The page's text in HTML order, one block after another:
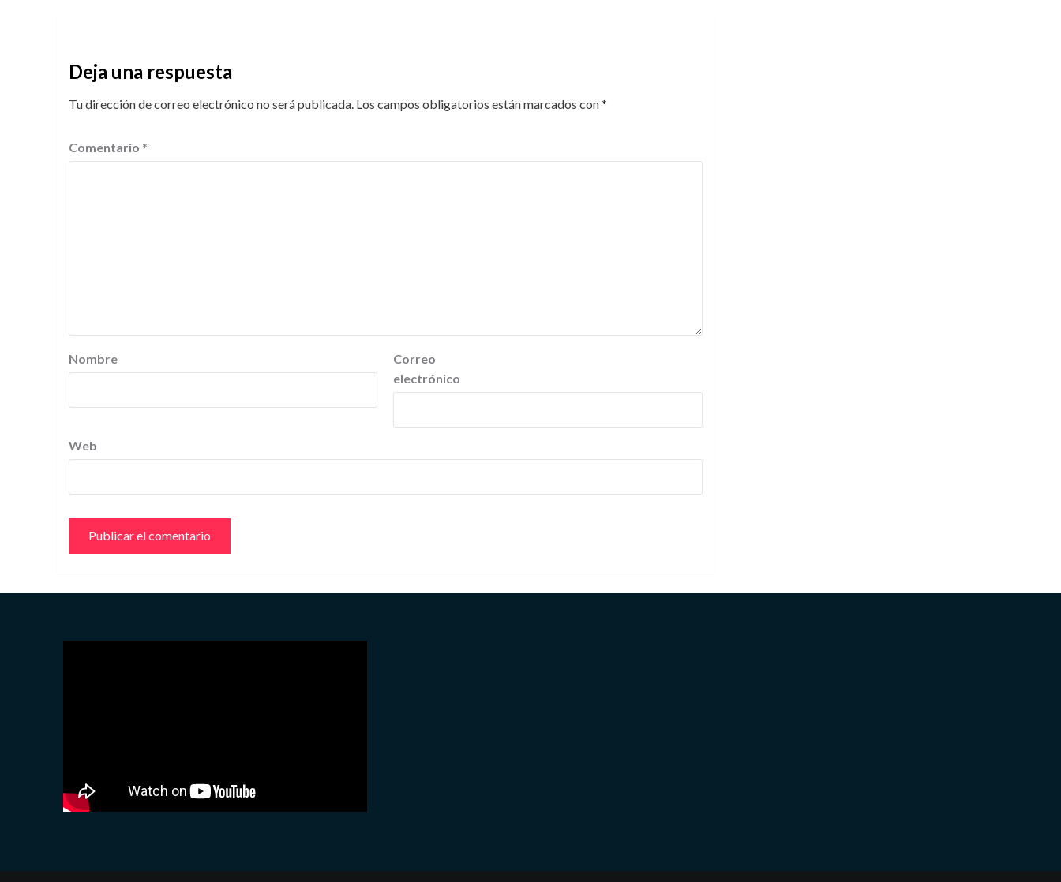
Deja una respuesta
Tu dirección de correo electrónico no será publicada. Los campos obligatorios están marcados con*
Comentario *
Nombre
Correo
electrónico
Web